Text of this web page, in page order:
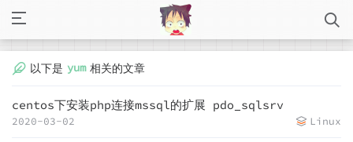
以下是 yum 相关的文章
centos下安装php连接mssql的扩展 pdo_sqlsrv
2020-03-02 Linux